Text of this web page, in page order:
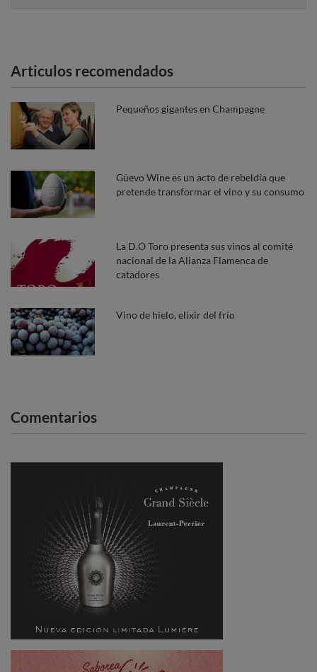
Articulos recomendados
Pequeños gigantes en Champagne
Güevo Wine es un acto de rebeldía que
pretende transformar el vino y su consumo
La D.O Toro presenta sus vinos al comité
nacional de la Alianza Flamenca de
catadores
Vino de hielo, elixir del frío
Comentarios